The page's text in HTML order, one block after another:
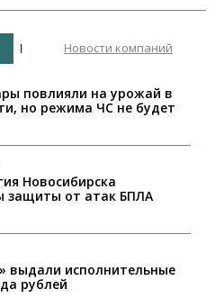
Новости компаний
повлияли на урожай в
но режима ЧС не будет
Новосибирска
защиты от атак БПЛА
выдали исполнительные
рублей